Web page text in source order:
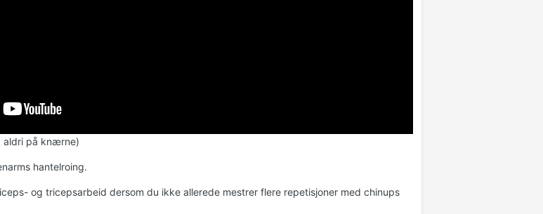
aldri på knærne)
hantelroing.
og tricepsarbeid dersom du ikke allerede mestrer flere repetisjoner med chinups